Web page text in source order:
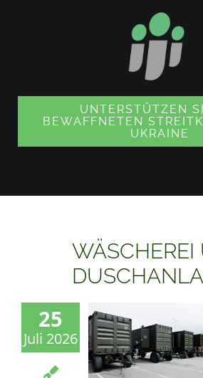
UNTERSTÜTZEN
BEWAFFNETEN
UKRAINE
PROJEKTE
SOUVENIR SHOP
ALLE ANFORDERUNGEN
WÄSCHEREI
25
Juli 2026